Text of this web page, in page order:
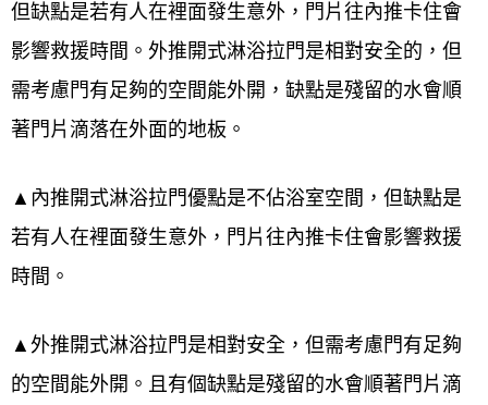
務請另洽詢)
新竹市香山區公司行號保證專業師傅施工，
資歷超過四十年
更多)，享受DIY的樂趣，不用擔心，不懂我
們會專業教學，買整組送裁剪小工具， 想詢
教學
電話洽詢 0800-707-808
但缺點是若有人在裡面發生意外，門片往內推卡住會
影響救援時間。外推開式淋浴拉門是相對安全的，但
需考慮門有足夠的空間能外開，缺點是殘留的水會順
著門片滴落在外面的地板。
▲內推開式淋浴拉門優點是不佔浴室空間，但缺點是
若有人在裡面發生意外，門片往內推卡住會影響救援
時間。
▲外推開式淋浴拉門是相對安全，但需考慮門有足夠
的空間能外開。且有個缺點是殘留的水會順著門片滴